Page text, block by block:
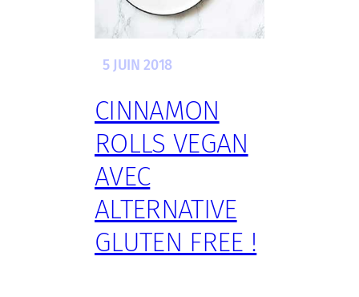
5 JUIN 2018
CINNAMON
ROLLS VEGAN
AVEC
ALTERNATIVE
GLUTEN FREE !